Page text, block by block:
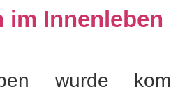
im Innenleben
wurde